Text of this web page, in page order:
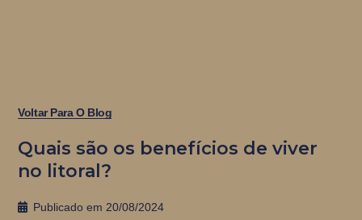
Voltar Para O Blog
Quais são os benefícios de viver
no litoral?
Publicado em 20/08/2024